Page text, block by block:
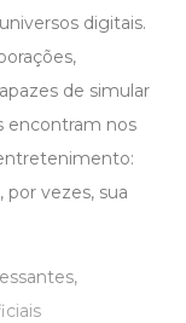
digitais.
de simular
encontram nos
vezes, sua